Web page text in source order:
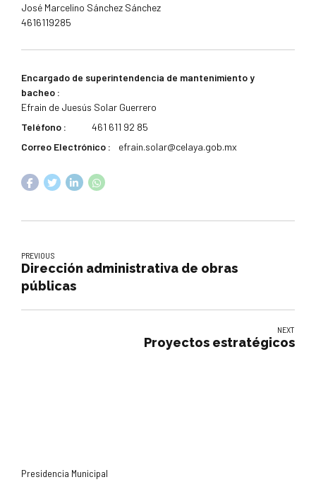
José Marcelino Sánchez Sánchez
4616119285
Encargado de superintendencia de mantenimiento y
bacheo :
Efrain de Juesús Solar Guerrero
Teléfono :
461 611 92 85
Correo Electrónico :
efrain.solar@celaya.gob.mx
PREVIOUS
Dirección administrativa de obras
públicas
NEXT
Proyectos estratégicos
Presidencia Municipal